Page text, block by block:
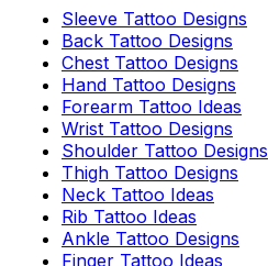
Sleeve Tattoo Designs
Back Tattoo Designs
Chest Tattoo Designs
Hand Tattoo Designs
Forearm Tattoo Ideas
Wrist Tattoo Designs
Shoulder Tattoo Designs
Thigh Tattoo Designs
Neck Tattoo Ideas
Rib Tattoo Ideas
Ankle Tattoo Designs
Finger Tattoo Ideas